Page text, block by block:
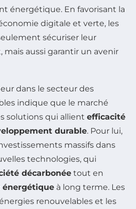
énergétique. En favorisant la
digitale et verte, les
sécuriser leur
aussi garantir un avenir
dans le secteur des
indique que le marché
solutions qui allient efficacité
durable. Pour lui,
massifs dans
technologies, qui
décarbonée tout en
énergétique à long terme. Les
renouvelables et les